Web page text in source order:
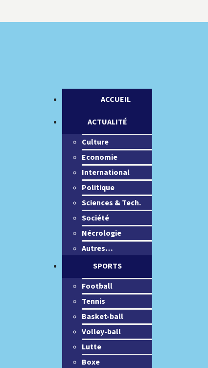
ACCUEIL
ACTUALITÉ
Culture
Economie
International
Politique
Sciences & Tech.
Société
Nécrologie
Autres…
SPORTS
Football
Tennis
Basket-ball
Volley-ball
Lutte
Boxe